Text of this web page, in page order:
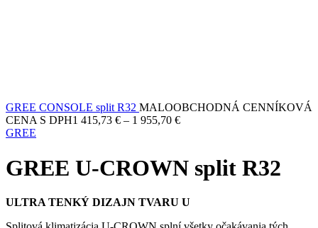
GREE CONSOLE split R32 MALOOBCHODNÁ CENNÍKOVÁ
CENA S DPH1 415,73 € – 1 955,70 €
GREE
GREE U-CROWN split R32
ULTRA TENKÝ DIZAJN TVARU U